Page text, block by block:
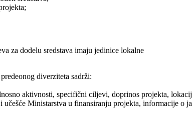
dodelu sredstava imaju jedinice lokalne
diverziteta sadrži:
aktivnosti, specifični ciljevi, doprinos projekta,
Ministarstva u finansiranju projekta, informacije o